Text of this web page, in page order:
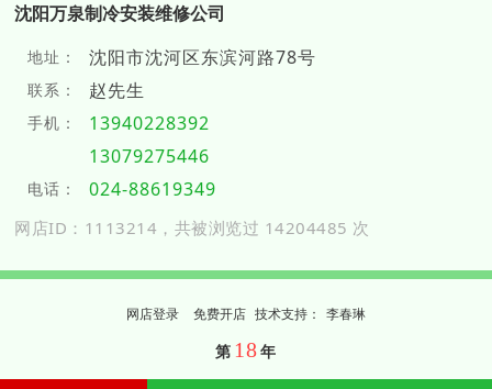
沈阳万泉制冷安装维修公司
地址： 沈阳市沈河区东滨河路78号
联系： 赵先生
手机：
13940228392
13079275446
电话： 024-88619349
网店ID：1113214，共被浏览过 14204485 次
网店登录 免费开店 技术支持 ： 李春琳
第 18年